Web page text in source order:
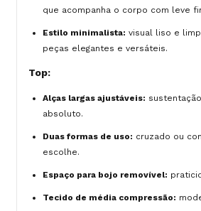
que acompanha o corpo com leve
Estilo minimalista: visual liso e
peças elegantes e versáteis.
Top:
Alças largas ajustáveis:
absoluto.
Duas formas de uso: cruzado ou
escolhe.
Espaço para bojo removível:
Tecido de média compressão: